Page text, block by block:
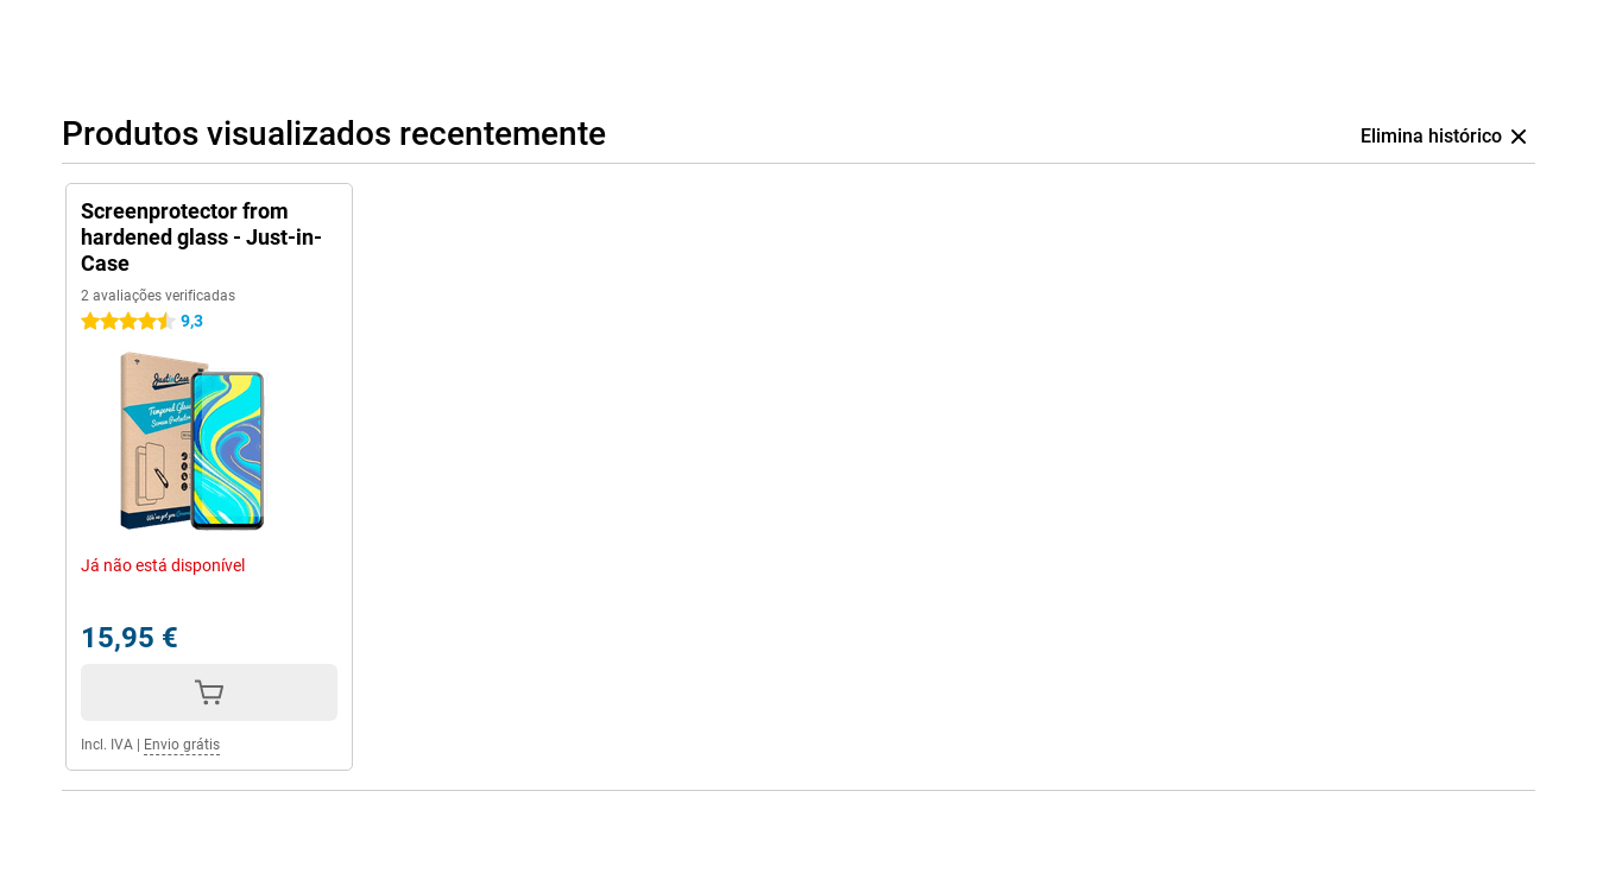
Produtos visualizados recentemente Elimina histórico
Screenprotector from
hardened glass - Just-in-
Case
2 avaliações verificadas
4.5 estrelas 9,3
Já não está disponível
15,95 €
Incl. IVA Envio grátis